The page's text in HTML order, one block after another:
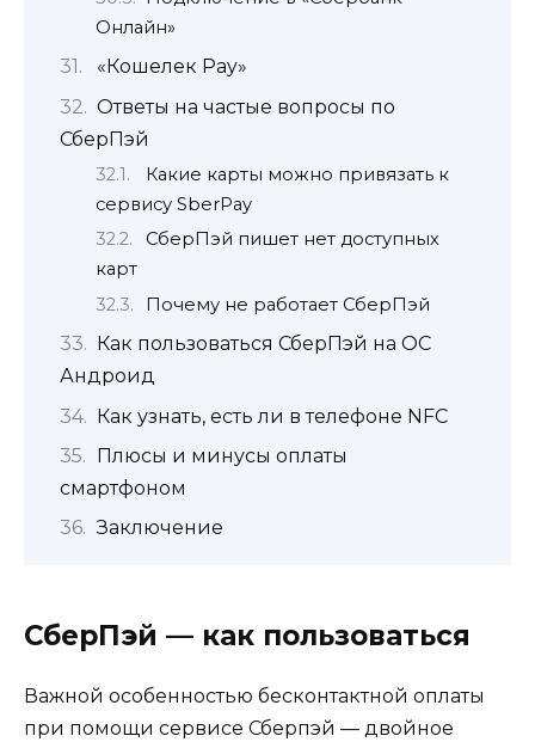
Онлайн»
«Кошелек Pay»
Ответы на частые вопросы по
СберПэй
Какие карты можно привязать к
сервису SberPay
СберПэй пишет нет доступных
карт
Почему не работает СберПэй
Как пользоваться СберПэй на ОС
Андроид
Как узнать, есть ли в телефоне NFC
Плюсы и минусы оплаты
смартфоном
Заключение
СберПэй — как пользоваться
Важной особенностью бесконтактной оплаты
при помощи сервисе Сберпэй — двойное